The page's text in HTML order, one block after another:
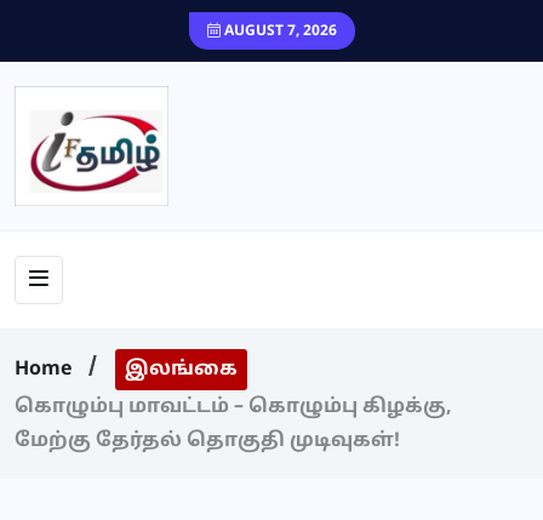
AUGUST 7, 2026
Home
இலங்கை
கொழும்பு மாவட்டம் – கொழும்பு கிழக்கு,
மேற்கு தேர்தல் தொகுதி முடிவுகள்!